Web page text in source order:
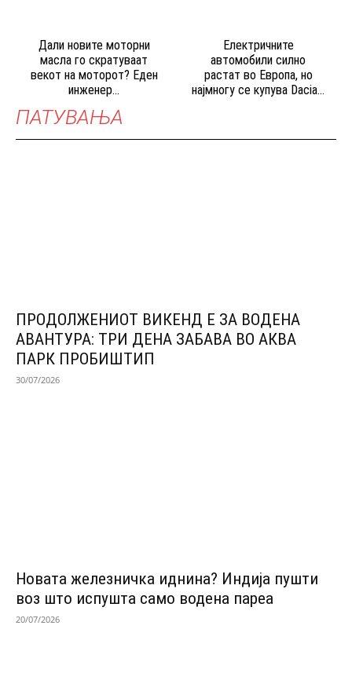
Дали новите моторни
масла го скратуваат
векот на моторот? Еден
инженер...
Електричните
автомобили силно
растат во Европа, но
најмногу се купува Dacia...
ПАТУВАЊА
ПРОДОЛЖЕНИОТ ВИКЕНД Е ЗА ВОДЕНА
АВАНТУРА: ТРИ ДЕНА ЗАБАВА ВО АКВА
ПАРК ПРОБИШТИП
30/07/2026
Новата железничка иднина? Индија пушти
воз што испушта само водена пареа
20/07/2026